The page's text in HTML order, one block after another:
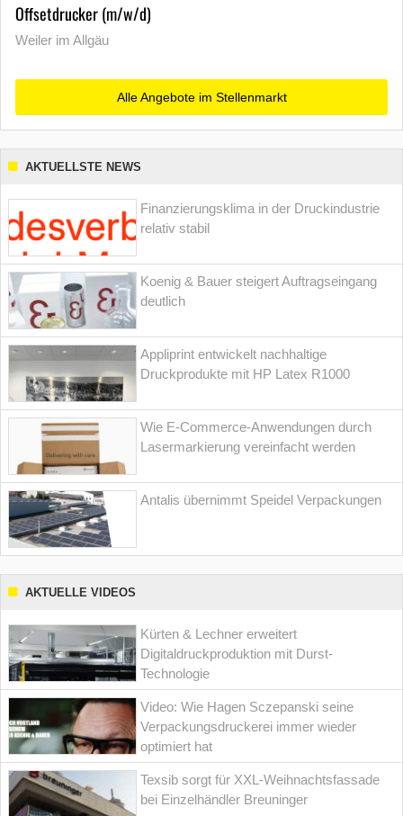
Offsetdrucker (m/w/d)
Weiler im Allgäu
Alle Angebote im Stellenmarkt
AKTUELLSTE NEWS
Finanzierungsklima in der Druckindustrie
relativ stabil
Koenig & Bauer steigert Auftragseingang
deutlich
Appliprint entwickelt nachhaltige
Druckprodukte mit HP Latex R1000
Wie E-Commerce-Anwendungen durch
Lasermarkierung vereinfacht werden
Antalis übernimmt Speidel Verpackungen
AKTUELLE VIDEOS
Kürten & Lechner erweitert
Digitaldruckproduktion mit Durst-
Technologie
Video: Wie Hagen Sczepanski seine
Verpackungsdruckerei immer wieder
optimiert hat
Texsib sorgt für XXL-Weihnachtsfassade
bei Einzelhändler Breuninger